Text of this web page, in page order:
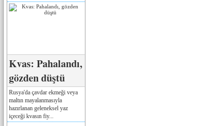
Kvas: Pahalandı,
gözden düştü
Rusya'da çavdar ekmeği veya
maltın mayalanmasıyla
hazırlanan geleneksel yaz
içeceği kvasın fiy...